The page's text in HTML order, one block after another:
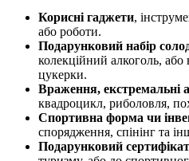
Корисні гаджети,
або роботи.
Подарунковий набір
колекційний алкоголь,
цукерки.
Враження, екстремальні
квадроцикл, риболовля,
Спортивна форма чи
спорядження, спінінг та
Подарунковий сертифікат